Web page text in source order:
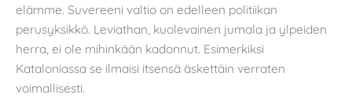
elämme. Suvereeni valtio on edelleen politiikan
perusyksikkö. Leviathan, kuolevainen jumala ja ylpeiden
herra, ei ole mihinkään kadonnut. Esimerkiksi
Kataloniassa se ilmaisi itsensä äskettäin verraten
voimallisesti.